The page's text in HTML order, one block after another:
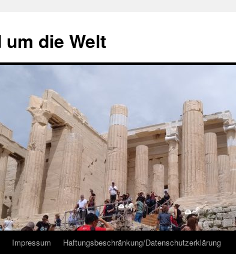
die Welt
Impressum Haftungsbeschränkung/Datenschutzerklärung